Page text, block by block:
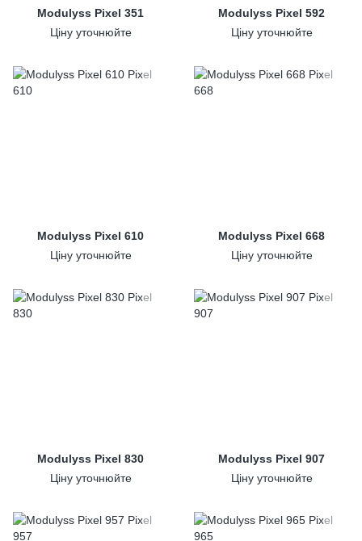
Modulyss Pixel 351
Ціну уточнюйте
Modulyss Pixel 592
Ціну уточнюйте
Modulyss Pixel 610
Ціну уточнюйте
Modulyss Pixel 668
Ціну уточнюйте
Modulyss Pixel 830
Ціну уточнюйте
Modulyss Pixel 907
Ціну уточнюйте